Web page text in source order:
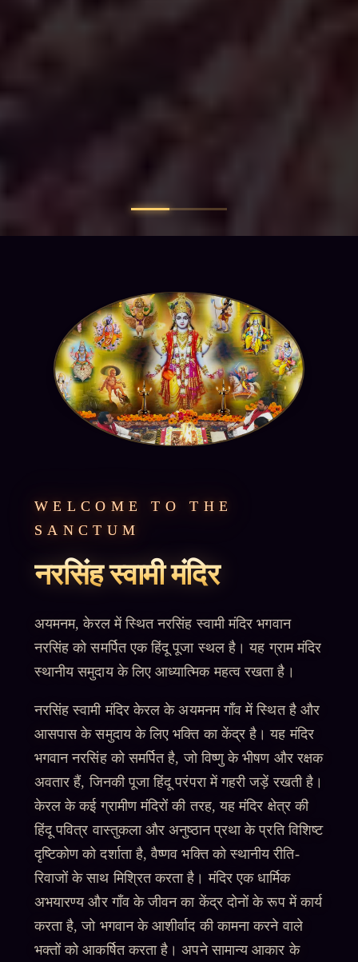
WELCOME TO THE
SANCTUM
नरसिंह स्वामी मंदिर
अयमनम, केरल में स्थित नरसिंह स्वामी मंदिर भगवान
नरसिंह को समर्पित एक हिंदू पूजा स्थल है। यह ग्राम मंदिर
स्थानीय समुदाय के लिए आध्यात्मिक महत्व रखता है।
नरसिंह स्वामी मंदिर केरल के अयमनम गाँव में स्थित है और
आसपास के समुदाय के लिए भक्ति का केंद्र है। यह मंदिर
भगवान नरसिंह को समर्पित है, जो विष्णु के भीषण और रक्षक
अवतार हैं, जिनकी पूजा हिंदू परंपरा में गहरी जड़ें रखती है।
केरल के कई ग्रामीण मंदिरों की तरह, यह मंदिर क्षेत्र की
हिंदू पवित्र वास्तुकला और अनुष्ठान प्रथा के प्रति विशिष्ट
दृष्टिकोण को दर्शाता है, वैष्णव भक्ति को स्थानीय रीति-
रिवाजों के साथ मिश्रित करता है। मंदिर एक धार्मिक
अभयारण्य और गाँव के जीवन का केंद्र दोनों के रूप में कार्य
करता है, जो भगवान के आशीर्वाद की कामना करने वाले
भक्तों को आकर्षित करता है। अपने सामान्य आकार के